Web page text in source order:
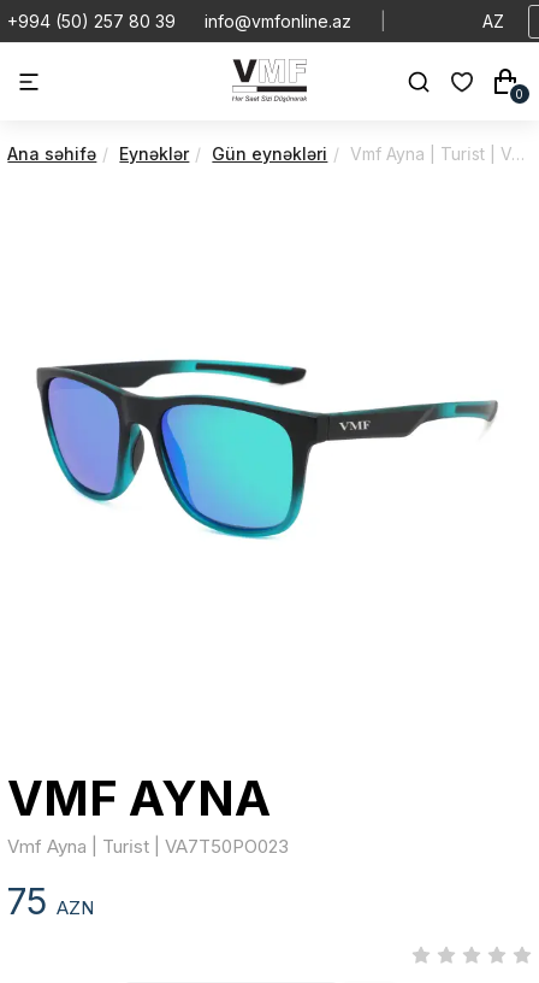
+994 (50) 257 80 39 info@vmfonline.az AZ
0
Ana səhifə Eynəklər Gün eynəkləri Vmf Ayna | Turi̇st | VA7T50PO023
VMF AYNA
Vmf Ayna | Turi̇st | VA7T50PO023
75AZN